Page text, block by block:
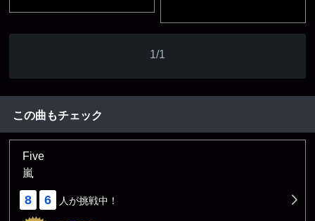
1/1
この曲もチェック
Five
嵐
8 6 人が挑戦中！